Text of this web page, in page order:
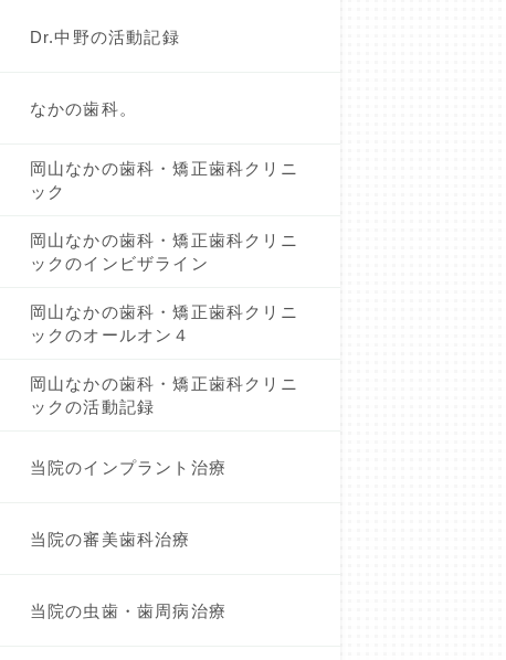
Dr.中野の活動記録
なかの歯科。
岡山なかの歯科・矯正歯科クリニ
ック
岡山なかの歯科・矯正歯科クリニ
ックのインビザライン
岡山なかの歯科・矯正歯科クリニ
ックのオールオン４
岡山なかの歯科・矯正歯科クリニ
ックの活動記録
当院のインプラント治療
当院の審美歯科治療
当院の虫歯・歯周病治療